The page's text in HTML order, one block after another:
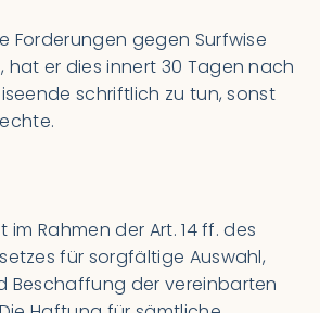
Forderungen gegen Surfwise
er dies innert 30 Tagen nach
schriftlich zu tun, sonst
im Rahmen der Art. 14 ff. des
für sorgfältige Auswahl,
Beschaffung der vereinbarten